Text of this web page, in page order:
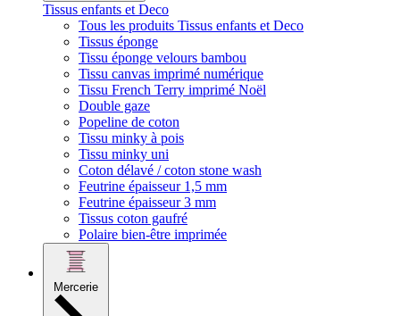
Tissus enfants et Deco
Tous les produits Tissus enfants et Deco
Tissus éponge
Tissu éponge velours bambou
Tissu canvas imprimé numérique
Tissu French Terry imprimé Noël
Double gaze
Popeline de coton
Tissu minky à pois
Tissu minky uni
Coton délavé / coton stone wash
Feutrine épaisseur 1,5 mm
Feutrine épaisseur 3 mm
Tissus coton gaufré
Polaire bien-être imprimée
Mercerie